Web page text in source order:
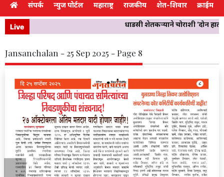
संपर्क न्युज पोर्टल महाराष्ट्र राजकीय शेत-शिवार क्राईम
Live धाडसी शेतकऱ्याने चोराशी ‘दोन
Jansanchalan - 25 Sep 2025 - Page 8